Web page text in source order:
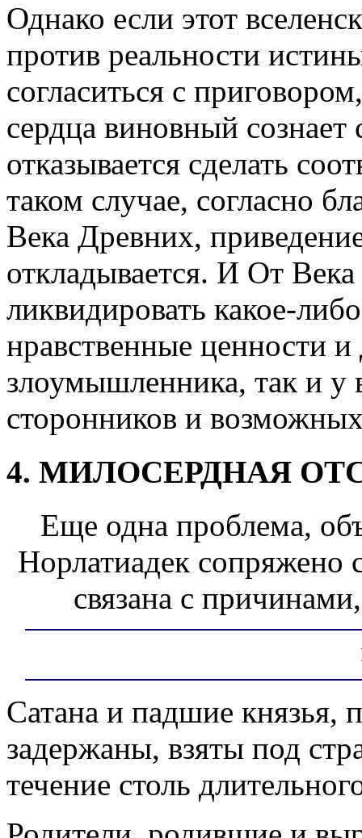
Однако если этот
против реальности
согласиться с
сердца виновный
отказывается сделать
таком случае, согласно
Века Древних,
откладывается. И От
ликвидировать какое-
нравственные ценности
злоумышленника, так и у
сторонников и
4. МИЛОСЕРДНАЯ
Еще одна проблема,
Норлатиадек сопряжено
связана с
Сатана и падшие князья,
задержаны, взяты под
течение столь